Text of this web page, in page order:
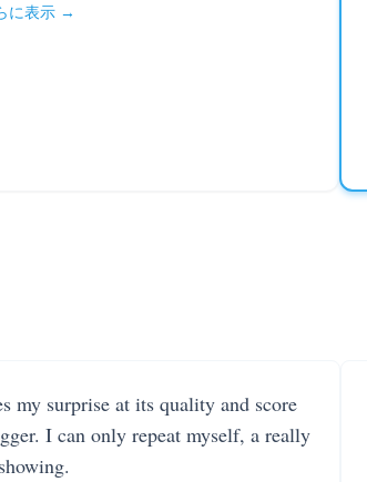
に表示 →
my surprise at its quality and score
I can only repeat myself, a really